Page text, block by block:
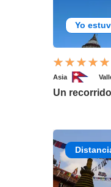
Yo
Asia
Un